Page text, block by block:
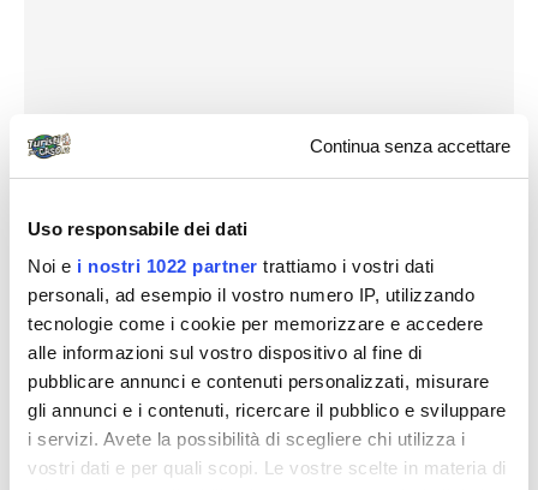
Continua senza accettare
Uso responsabile dei dati
Noi e i nostri 1022 partner trattiamo i vostri dati
personali, ad esempio il vostro numero IP, utilizzando
tecnologie come i cookie per memorizzare e accedere
alle informazioni sul vostro dispositivo al fine di
pubblicare annunci e contenuti personalizzati, misurare
gli annunci e i contenuti, ricercare il pubblico e sviluppare
i servizi. Avete la possibilità di scegliere chi utilizza i
vostri dati e per quali scopi. Le vostre scelte in materia di